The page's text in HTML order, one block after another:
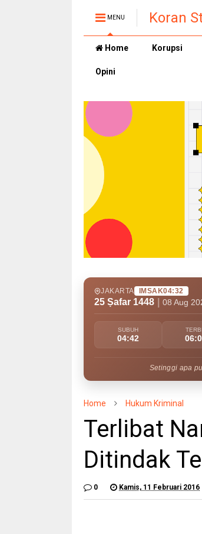
MENU Koran
Home Korupsi
Opini
JAKARTA IMSAK04:32
25 Ṣafar 1448 08 Aug
SUBUH
04:42
Setinggi apa
Home Hukum Kriminal
Terlibat
Ditindak
0 Kamis, 11 Februari 2016